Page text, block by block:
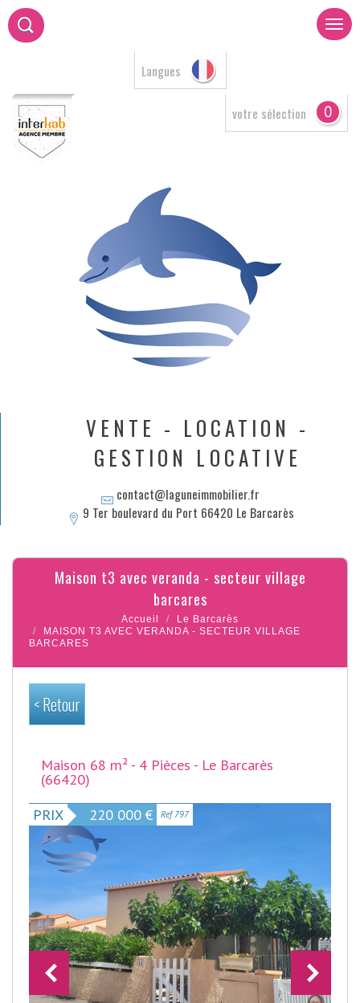
Langues
votre sélection 0
VENTE - LOCATION -
GESTION LOCATIVE
contact@laguneimmobilier.fr
9 Ter boulevard du Port 66420 Le Barcarès
maison t3 avec veranda - secteur village
barcares
Accueil
Le Barcarès
MAISON T3 AVEC VERANDA - SECTEUR VILLAGE
BARCARES
< Retour
Maison 68 m² - 4 Pièces - Le Barcarès
(66420)
PRIX
220 000 € Ref 797